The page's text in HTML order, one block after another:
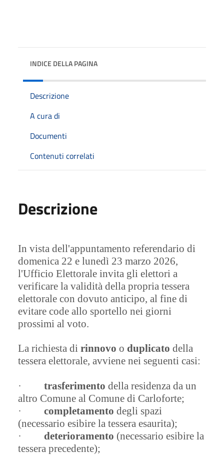
INDICE DELLA PAGINA
Descrizione
A cura di
Documenti
Contenuti correlati
Descrizione
In vista dell'appuntamento referendario di
domenica 22 e lunedì 23 marzo 2026,
l'Ufficio Elettorale invita gli elettori a
verificare la validità della propria tessera
elettorale con dovuto anticipo, al fine di
evitare code allo sportello nei giorni
prossimi al voto.
La richiesta di rinnovo o duplicato della
tessera elettorale, avviene nei seguenti casi:
· trasferimento della residenza da un
altro Comune al Comune di Carloforte;
· completamento degli spazi
(necessario esibire la tessera esaurita);
· deterioramento (necessario esibire la
tessera precedente);